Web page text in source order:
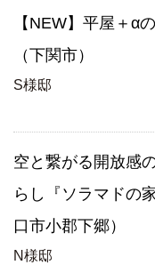
【NEW】平屋＋α
（下関市）
S様邸
空と繋がる開放感
らし『ソラマドの
口市小郡下郷）
N様邸